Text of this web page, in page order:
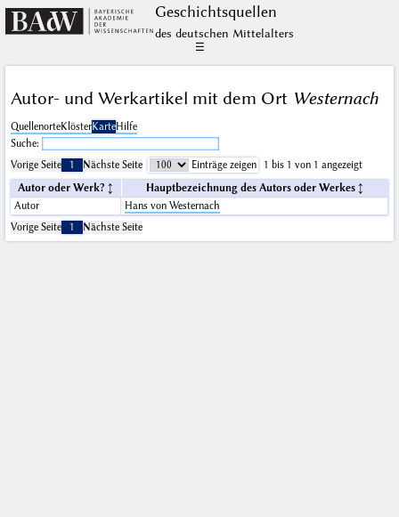
Geschichts­quellen
des deutschen Mittelalters
☰
Autor- und Werkartikel mit dem Ort Westernach
QuellenorteKlösterKarteHilfe
Suche:
Vorige Seite
1 Nächste Seite Einträge zeigen
1 bis 1 von 1 angezeigt
Autor oder Werk?
Hauptbezeichnung des Autors oder Werkes
Autor
Hans von Westernach
Vorige Seite
1 Nächste Seite